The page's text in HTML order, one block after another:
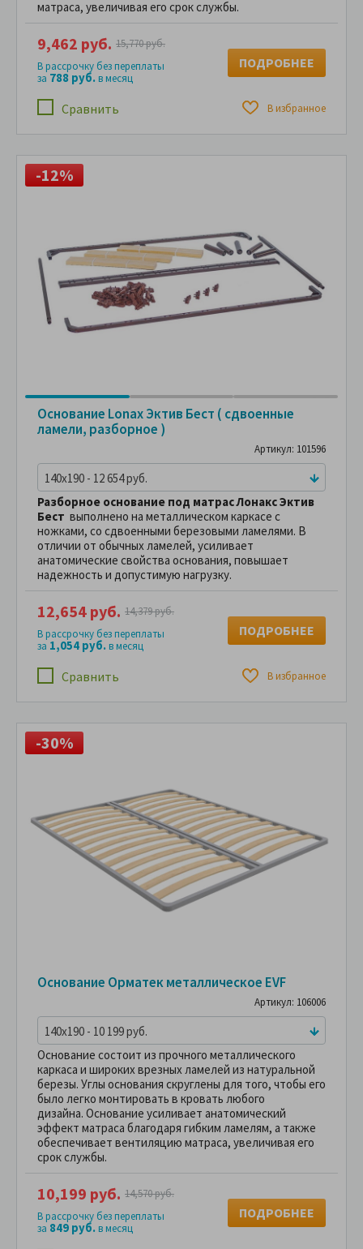
матраса, увеличивая его срок службы.
Сравнить В избранное
9,462 руб. 15,770 руб.
В рассрочку без переплаты
за 788 руб.в месяц
ПОДРОБНЕЕ
-12%
Основание Lonax Эктив Бест ( сдвоенные
ламели, разборное )
Артикул: 101596
140x190 - 12 654 руб.
Разборное основание под матрасЛонакс Эктив
Бест выполнено на металлическом каркасе с
ножками, со сдвоенными березовыми ламелями. В
отличии от обычных ламелей, усиливает
анатомические свойства основания, повышает
надежность и допустимую нагрузку.
Сравнить В избранное
12,654 руб. 14,379 руб.
В рассрочку без переплаты
за 1,054 руб.в месяц
ПОДРОБНЕЕ
-30%
Основание Орматек металлическое EVF
Артикул: 106006
140x190 - 10 199 руб.
Основание состоит из прочного металлического
каркаса и широких врезных ламелей из натуральной
березы. Углы основания скруглены для того, чтобы его
было легко монтировать в кровать любого
дизайна. Основание усиливает анатомический
эффект матраса благодаря гибким ламелям, а также
обеспечивает вентиляцию матраса, увеличивая его
срок службы.
10,199 руб. 14,570 руб.
В рассрочку без переплаты
за 849 руб.в месяц
ПОДРОБНЕЕ